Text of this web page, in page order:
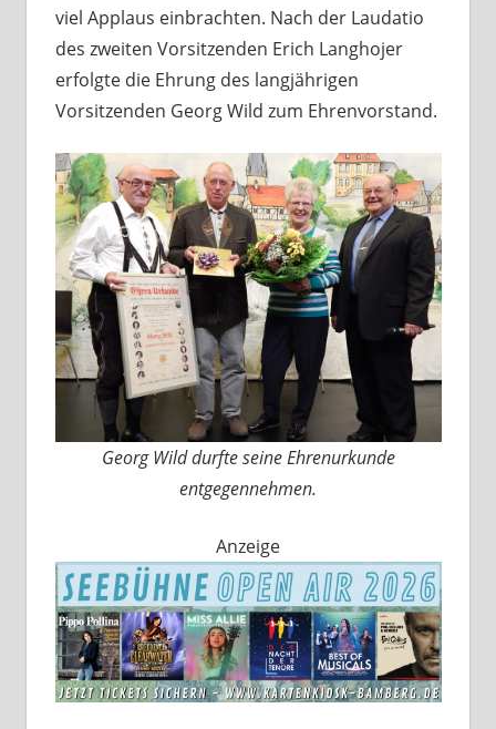
viel Applaus einbrachten. Nach der Laudatio
des zweiten Vorsitzenden Erich Langhojer
erfolgte die Ehrung des langjährigen
Vorsitzenden Georg Wild zum Ehrenvorstand.
Georg Wild durfte seine Ehrenurkunde
entgegennehmen.
Anzeige